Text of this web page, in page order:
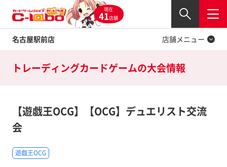
現在
41店舗
名古屋駅前店
閉じる
店舗メニュー
Twitter
トレーディングカードゲームの大会情報
【遊戯王OCG】【OCG】デュエリスト交流
会
遊戯王OCG